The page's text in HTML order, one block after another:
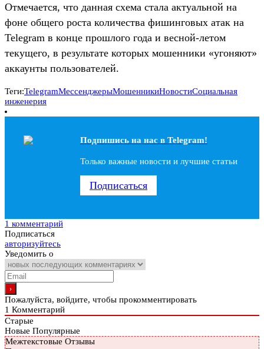
Отмечается, что данная схема стала актуальной на
фоне общего роста количества фишинговых атак на
Telegram в конце прошлого года и весной-летом
текущего, в результате которых мошенники «угоняют»
аккаунты пользователей.
Теги:TelegramМессенджерыМошенникиНовостиСоциальная
инженерия
Подпишись на наc в Telegram!
Только важные новости и лучшие статьи
Подписаться
1 комментарий
Подписаться
авторизуйтесь
Уведомить о
Пожалуйста, войдите, чтобы прокомментировать
1 Комментарий
Старые
Новые Популярные
Межтекстовые Отзывы